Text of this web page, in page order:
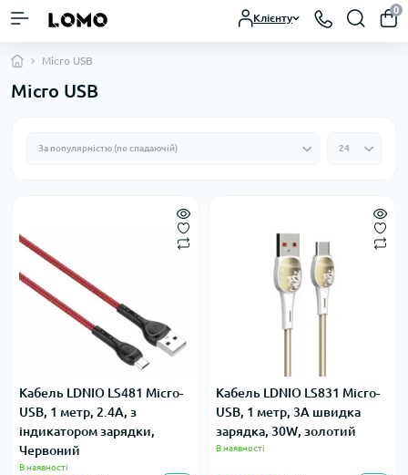
Клієнту
0
Micro USB
Micro USB
Кабель LDNIO LS481 Micro-
USB, 1 метр, 2.4A, з
індикатором зарядки,
Червоний
В наявності
Кабель LDNIO LS831 Micro-
USB, 1 метр, 3A швидка
зарядка, 30W, золотий
В наявності